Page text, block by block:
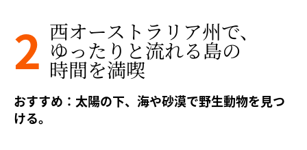
2 西オーストラリア州で、​
ゆったりと​流れる​島の​
時間を​満喫
おすすめ：太陽の下、海や砂漠で野生動物を見つ
ける。